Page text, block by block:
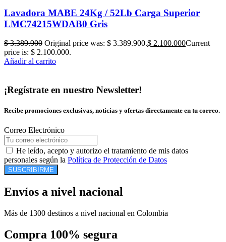
Lavadora MABE 24Kg / 52Lb Carga Superior
LMC74215WDAB0 Gris
$3.389.900 Original price was: $ 3.389.900.$ 2.100.000Current
price is: $ 2.100.000.
Añadir al carrito
¡Regístrate en nuestro Newsletter!
Recibe promociones exclusivas, noticias y ofertas directamente en tu correo.
Correo Electrónico
He leído, acepto y autorizo el tratamiento de mis datos
personales según la Política de Protección de Datos
SUSCRIBIRME
Envíos a nivel nacional
Más de 1300 destinos a nivel nacional en Colombia
Compra 100% segura